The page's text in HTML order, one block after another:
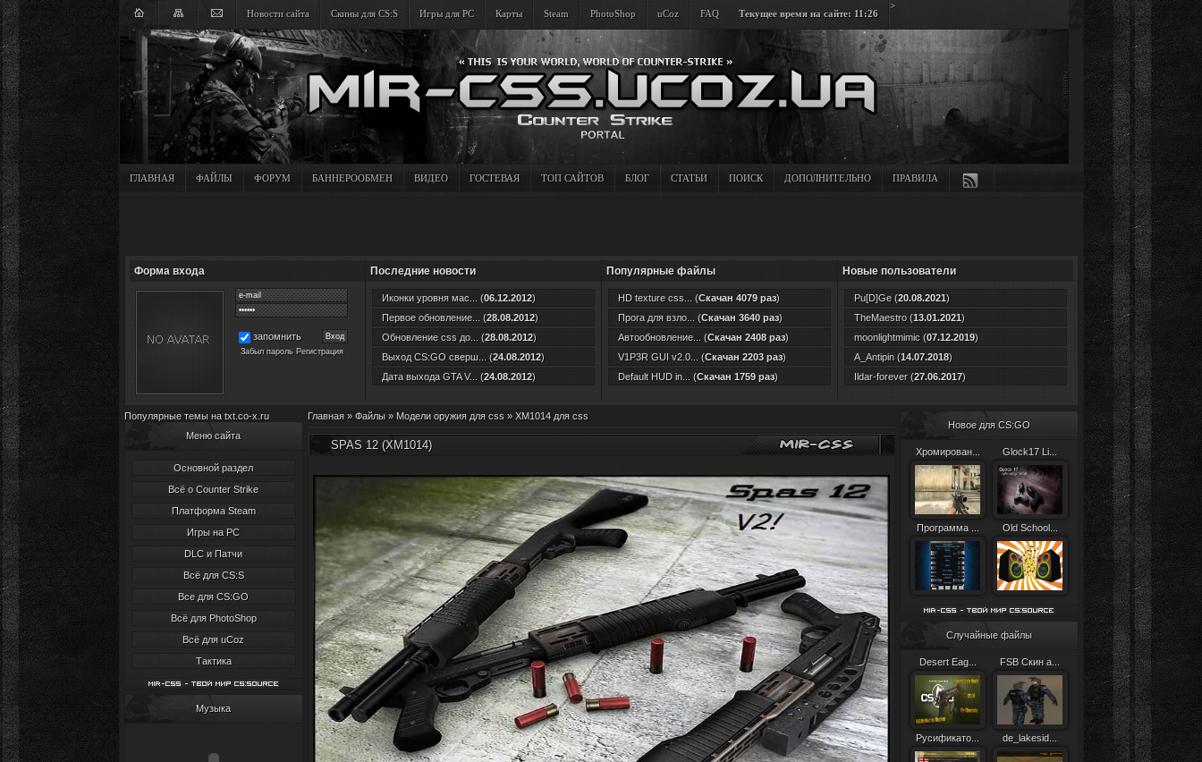
>
Новости сайта Скины для CS:S Игры для PC Карты Steam PhotoShop uCoz FAQ Текущее время на сайте: 11:26
ГЛАВНАЯ ФАЙЛЫ ФОРУМ БАННЕРООБМЕН ВИДЕО ГОСТЕВАЯ ТОП САЙТОВ БЛОГ СТАТЬИ ПОИСК ДОПОЛНИТЕЛЬНО ПРАВИЛА
Форма входа
запомнить
Забыл пароль Регистрация
Последние новости
Иконки уровня мас... (06.12.2012)
Первое обновление... (28.08.2012)
Обновление css до... (28.08.2012)
Выход CS:GO сверш... (24.08.2012)
Дата выхода GTA V... (24.08.2012)
Популярные файлы
HD texture css... (Скачан 4079 раз)
Прога для взло... (Скачан 3640 раз)
Автообновление... (Скачан 2408 раз)
V1P3R GUI v2.0... (Скачан 2203 раз)
Default HUD in... (Скачан 1759 раз)
Новые пользователи
Pu[D]Ge(20.08.2021)
TheMaestro(13.01.2021)
moonlightmimic(07.12.2019)
A_Antipin(14.07.2018)
Ildar-forever(27.06.2017)
Популярные темы на txt.co-x.ru
Меню сайта
Основной раздел
Всё о Counter Strike
Платформа Steam
Игры на PC
DLC и Патчи
Всё для CS:S
Все для CS:GO
Всё для PhotoShop
Всё для uCoz
Тактика
Музыка
Главная» Файлы» Модели оружия для css » XM1014 для css
SPAS 12 (XM1014)
Новое для CS:GO
Хромирован... Glock17 Li...
Программа ... Old School...
Случайные файлы
Desert Eag... FSB Скин а...
Русификато... de_lakesid...